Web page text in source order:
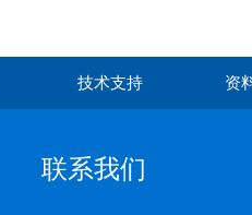
技术支持 资
联系我们